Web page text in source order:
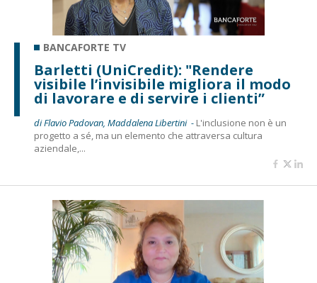
BANCAFORTE TV
Barletti (UniCredit): "Rendere
visibile l’invisibile migliora il modo
di lavorare e di servire i clienti”
di Flavio Padovan, Maddalena Libertini - L'inclusione non è un
progetto a sé, ma un elemento che attraversa cultura
aziendale,...